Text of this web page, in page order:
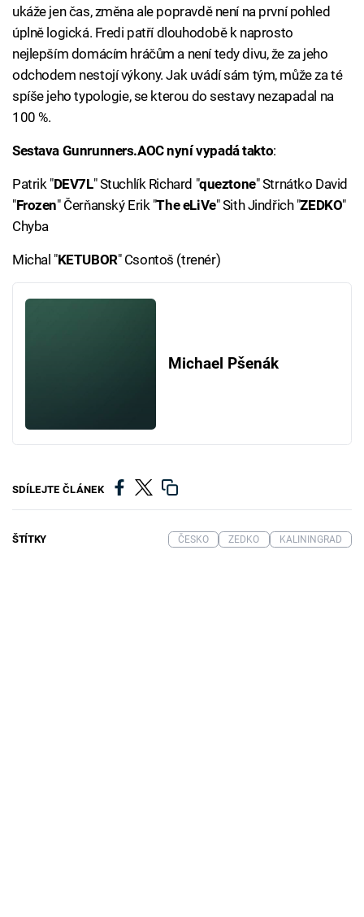
ukáže jen čas, změna ale popravdě není na první pohled
úplně logická. Fredi patří dlouhodobě k naprosto
nejlepším domácím hráčům a není tedy divu, že za jeho
odchodem nestojí výkony. Jak uvádí sám tým, může za té
spíše jeho typologie, se kterou do sestavy nezapadal na
100 %.
Sestava Gunrunners.AOC nyní vypadá takto:
Patrik "DEV7L" Stuchlík Richard "queztone" Strnátko David
"Frozen" Čerňanský Erik "The eLiVe" Sith Jindřich "ZEDKO"
Chyba
Michal "KETUBOR" Csontoš (trenér)
Michael Pšenák
SDÍLEJTE ČLÁNEK
ŠTÍTKY ČESKO ZEDKO KALININGRAD